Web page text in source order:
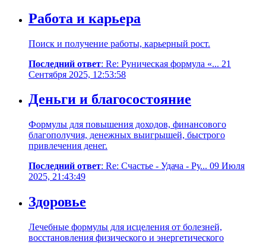
Работа и карьера
Поиск и получение работы, карьерный рост.
Последний ответ: Re: Руническая формула «... 21
Сентября 2025, 12:53:58
Деньги и благосостояние
Формулы для повышения доходов, финансового
благополучия, денежных выигрышей, быстрого
привлечения денег.
Последний ответ: Re: Счастье - Удача - Ру... 09 Июля
2025, 21:43:49
Здоровье
Лечебные формулы для исцеления от болезней,
восстановления физического и энергетического